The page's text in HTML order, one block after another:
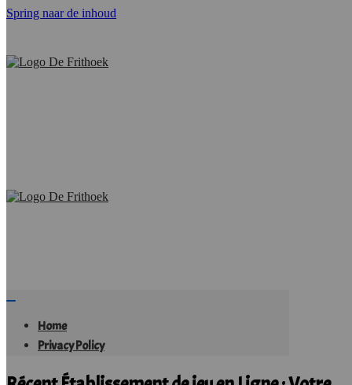
Spring naar de inhoud
Home
Privacy Policy